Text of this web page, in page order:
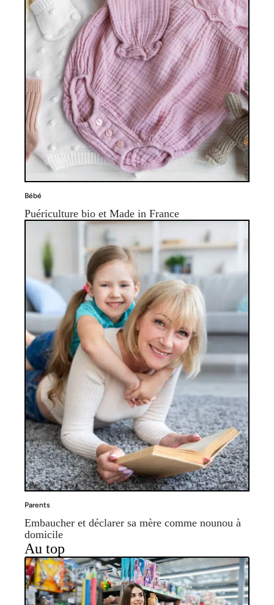
Bébé
Puériculture bio et Made in France
Parents
Embaucher et déclarer sa mère comme nounou à
domicile
Au top